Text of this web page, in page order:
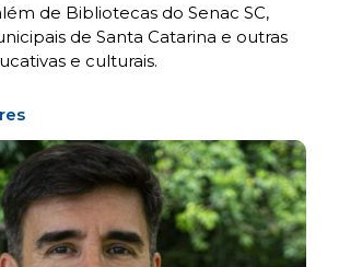
de Bibliotecas do Senac SC,
de Santa Catarina e outras
e culturais.